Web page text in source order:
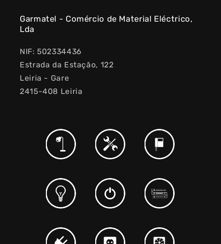
Garmatel - Comércio de Material Eléctrico,
Lda
NIF: 502334436
Estrada da Estação, 122
Leiria - Gare
2415-408 Leiria